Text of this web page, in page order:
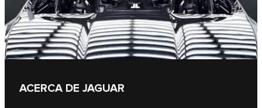
ACERCA DE JAGUAR